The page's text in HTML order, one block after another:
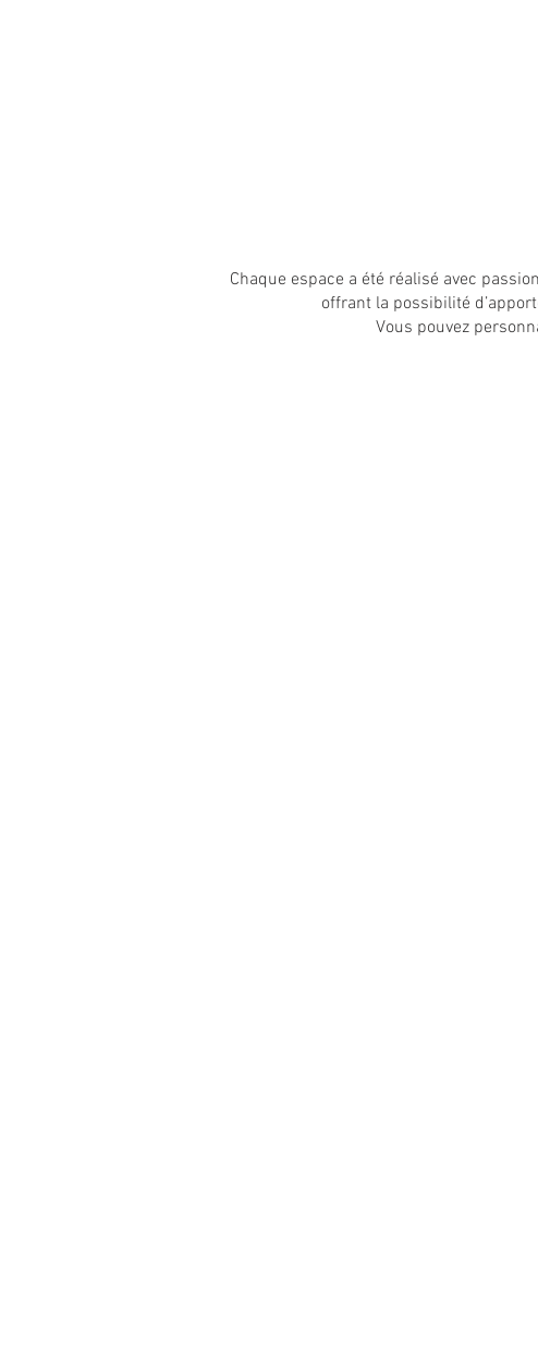
Chaque espace a été réalisé avec
offrant la possibilité
Vous pouvez